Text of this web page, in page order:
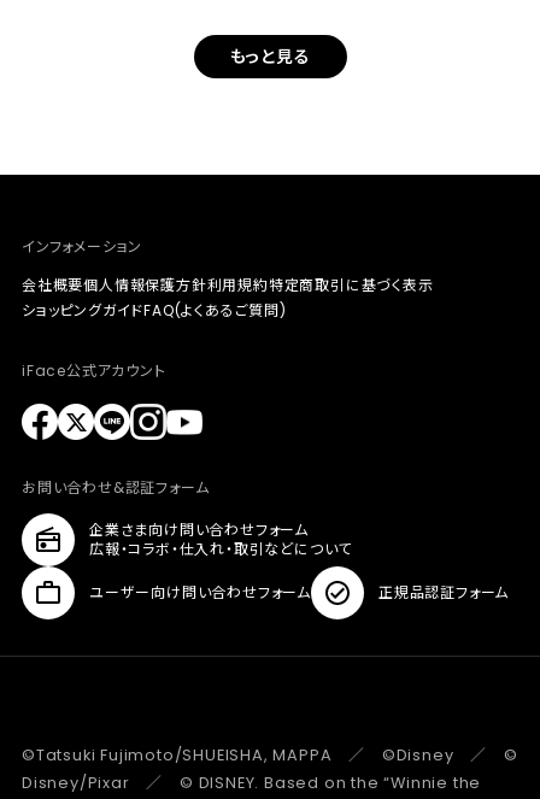
もっと見る
インフォメーション
会社概要個人情報保護方針利用規約特定商取引に基づく表示
ショッピングガイドFAQ(よくあるご質問)
iFace公式アカウント
お問い合わせ&認証フォーム
企業さま向け問い合わせフォーム
広報・コラボ・仕入れ・取引などについて
ユーザー向け問い合わせフォーム 正規品認証フォーム
©Tatsuki Fujimoto/SHUEISHA, MAPPA ／ ©Disney ／ ©
Disney/Pixar ／ © DISNEY. Based on the “Winnie the